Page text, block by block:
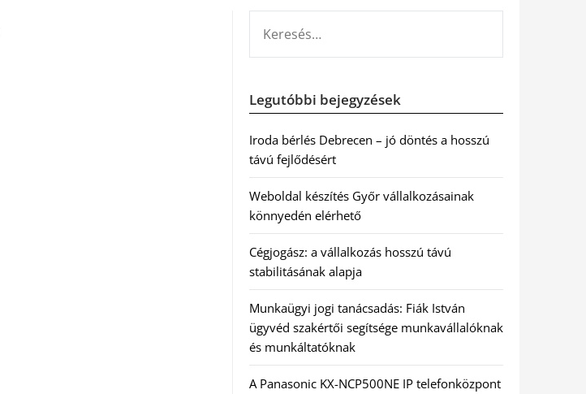
Legutóbbi bejegyzések
Iroda bérlés Debrecen – jó döntés a hosszú
távú fejlődésért
Weboldal készítés Győr vállalkozásainak
könnyedén elérhető
Cégjogász: a vállalkozás hosszú távú
stabilitásának alapja
Munkaügyi jogi tanácsadás: Fiák István
ügyvéd szakértői segítsége munkavállalóknak
és munkáltatóknak
A Panasonic KX-NCP500NE IP telefonközpont